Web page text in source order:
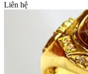
Liên hệ